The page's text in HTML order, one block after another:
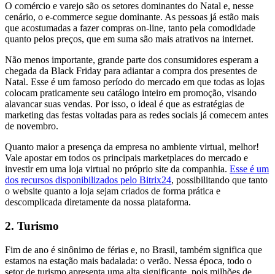
O comércio e varejo são os setores dominantes do Natal e, nesse
cenário, o e-commerce segue dominante. As pessoas já estão mais
que acostumadas a fazer compras on-line, tanto pela comodidade
quanto pelos preços, que em suma são mais atrativos na internet.
Não menos importante, grande parte dos consumidores esperam a
chegada da Black Friday para adiantar a compra dos presentes de
Natal. Esse é um famoso período do mercado em que todas as lojas
colocam praticamente seu catálogo inteiro em promoção, visando
alavancar suas vendas. Por isso, o ideal é que as estratégias de
marketing das festas voltadas para as redes sociais já comecem antes
de novembro.
Quanto maior a presença da empresa no ambiente virtual, melhor!
Vale apostar em todos os principais marketplaces do mercado e
investir em uma loja virtual no próprio site da companhia. Esse é um
dos recursos disponibilizados pelo Bitrix24, possibilitando que tanto
o website quanto a loja sejam criados de forma prática e
descomplicada diretamente da nossa plataforma.
2. Turismo
Fim de ano é sinônimo de férias e, no Brasil, também significa que
estamos na estação mais badalada: o verão. Nessa época, todo o
setor de turismo apresenta uma alta significante, pois milhões de